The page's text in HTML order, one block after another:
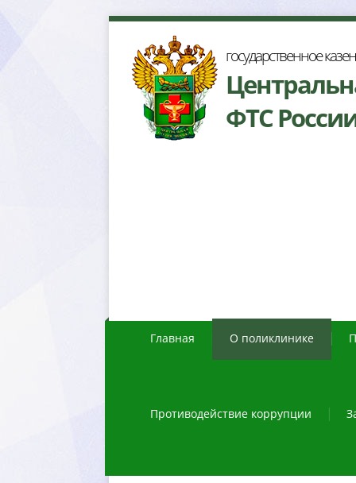
осударственное
ФТС
Главная О поликлинике
Противодействие коррупции